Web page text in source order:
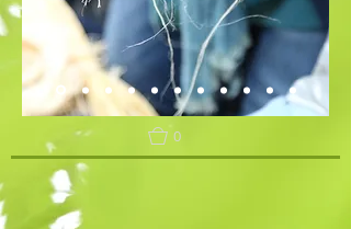
0